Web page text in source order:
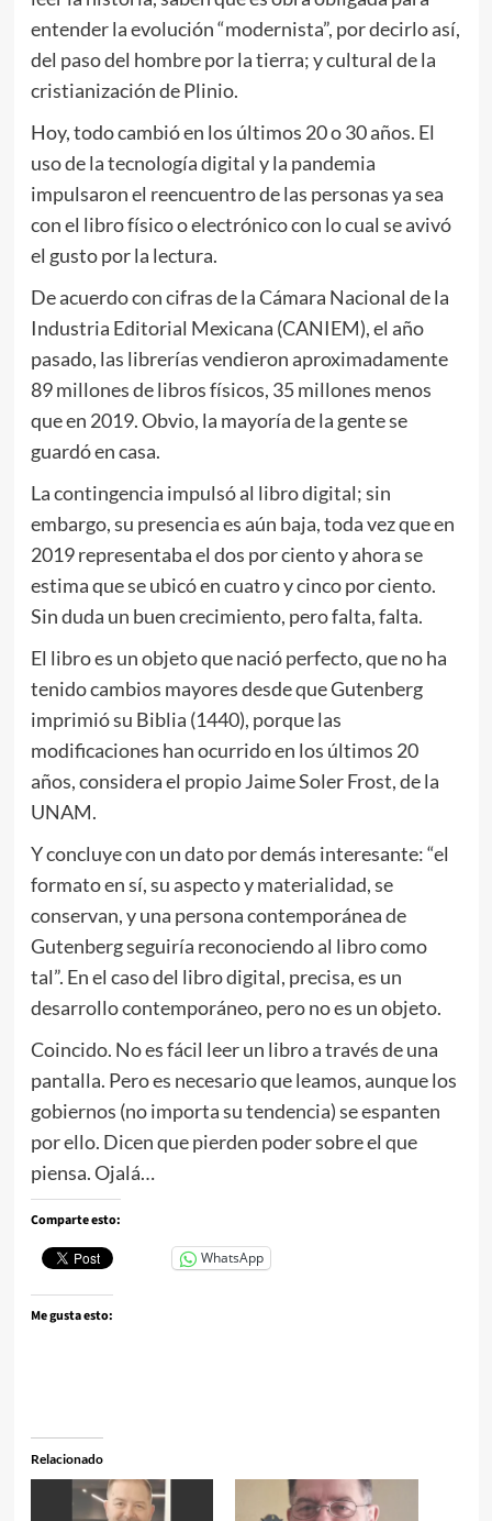
entender la evolución “modernista”, por decirlo así,
del paso del hombre por la tierra; y cultural de la
cristianización de Plinio.
Hoy, todo cambió en los últimos 20 o 30 años. El
uso de la tecnología digital y la pandemia
impulsaron el reencuentro de las personas ya sea
con el libro físico o electrónico con lo cual se avivó
el gusto por la lectura.
De acuerdo con cifras de la Cámara Nacional de la
Industria Editorial Mexicana (CANIEM), el año
pasado, las librerías vendieron aproximadamente
89 millones de libros físicos, 35 millones menos
que en 2019. Obvio, la mayoría de la gente se
guardó en casa.
La contingencia impulsó al libro digital; sin
embargo, su presencia es aún baja, toda vez que en
2019 representaba el dos por ciento y ahora se
estima que se ubicó en cuatro y cinco por ciento.
Sin duda un buen crecimiento, pero falta, falta.
El libro es un objeto que nació perfecto, que no ha
tenido cambios mayores desde que Gutenberg
imprimió su Biblia (1440), porque las
modificaciones han ocurrido en los últimos 20
años, considera el propio Jaime Soler Frost, de la
UNAM.
Y concluye con un dato por demás interesante: “el
formato en sí, su aspecto y materialidad, se
conservan, y una persona contemporánea de
Gutenberg seguiría reconociendo al libro como
tal”. En el caso del libro digital, precisa, es un
desarrollo contemporáneo, pero no es un objeto.
Coincido. No es fácil leer un libro a través de una
pantalla. Pero es necesario que leamos, aunque los
gobiernos (no importa su tendencia) se espanten
por ello. Dicen que pierden poder sobre el que
piensa. Ojalá…
Comparte esto:
WhatsApp
Me gusta esto:
Relacionado